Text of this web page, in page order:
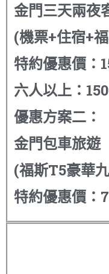
金門三天兩夜
(機票+住宿+
特約優惠價：
六人以上：
優惠方案二：
金門包車旅遊
(福斯T5豪華
特約優惠價：